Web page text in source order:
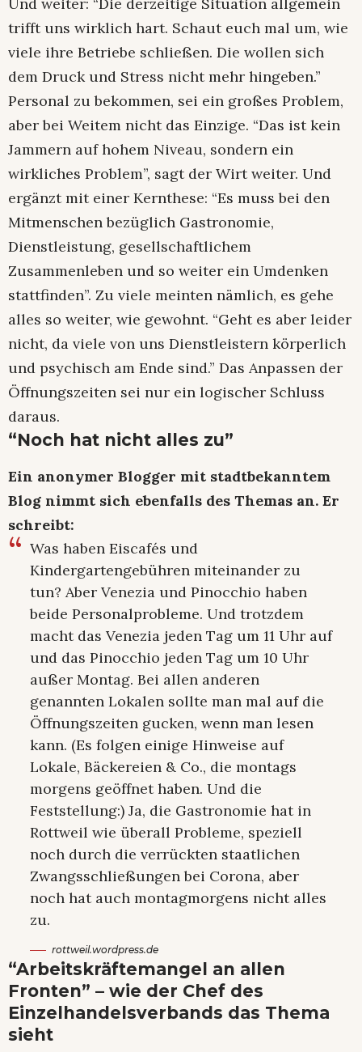
trifft uns wirklich hart. Schaut euch mal um, wie
viele ihre Betriebe schließen. Die wollen sich
dem Druck und Stress nicht mehr hingeben.”
Personal zu bekommen, sei ein großes Problem,
aber bei Weitem nicht das Einzige. “Das ist kein
Jammern auf hohem Niveau, sondern ein
wirkliches Problem”, sagt der Wirt weiter. Und
ergänzt mit einer Kernthese: “Es muss bei den
Mitmenschen bezüglich Gastronomie,
Dienstleistung, gesellschaftlichem
Zusammenleben und so weiter ein Umdenken
stattfinden”. Zu viele meinten nämlich, es gehe
alles so weiter, wie gewohnt. “Geht es aber leider
nicht, da viele von uns Dienstleistern körperlich
und psychisch am Ende sind.” Das Anpassen der
Öffnungszeiten sei nur ein logischer Schluss
daraus.
“Noch hat nicht alles zu”
Ein anonymer Blogger mit stadtbekanntem
Blog nimmt sich ebenfalls des Themas an. Er
schreibt:
Was haben Eiscafés und
Kindergartengebühren miteinander zu
tun? Aber Venezia und Pinocchio haben
beide Personalprobleme. Und trotzdem
macht das Venezia jeden Tag um 11 Uhr auf
und das Pinocchio jeden Tag um 10 Uhr
außer Montag. Bei allen anderen
genannten Lokalen sollte man mal auf die
Öffnungszeiten gucken, wenn man lesen
kann. (Es folgen einige Hinweise auf
Lokale, Bäckereien & Co., die montags
morgens geöffnet haben. Und die
Feststellung:) Ja, die Gastronomie hat in
Rottweil wie überall Probleme, speziell
noch durch die verrückten staatlichen
Zwangsschließungen bei Corona, aber
noch hat auch montagmorgens nicht alles
zu.
rottweil.wordpress.de
“Arbeitskräftemangel an allen
Fronten” – wie der Chef des
Einzelhandelsverbands das Thema
sieht